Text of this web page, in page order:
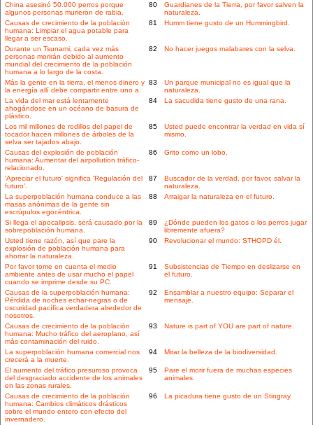
China asesinó 50.000 perros porque
algunos personas murieron de rabia.
80
Guardianes de la Tierra, por favor salven la
naturaleza.
Causas de crecimiento de la población
humana: Limpiar el agua potable para
llegar a ser escaso.
81 Humm tiene gusto de un Hummingbird.
Durante un Tsunami, cada vez más
personas morirán debido al aumento
mundial del crecimiento de la población
humana a lo largo de la costa.
82 No hacer juegos malabares con la selva.
Más la gente en la tierra, el menos dinero y
la energía allí debe compartir entre uno a.
83
Un parque municipal no es igual que la
naturaleza.
La vida del mar está lentamente
ahogándose en un océano de basura de
plástico.
84 La sacudida tiene gusto de una rana.
Los mil millones de rodillos del papel de
tocador hacen millones de árboles de la
selva ser tajados abajo.
85
Usted puede encontrar la verdad en vida sí
mismo.
Causas del explosión de población
humana: Aumentar del airpollution tráfico-
relacionado.
86 Grito como un lobo.
'Apreciar el futuro' significa 'Regulación del
futuro'.
87
Buscador de la verdad, por favor, salvar la
naturaleza.
La superpoblación humana conduce a las
masas anónimas de la gente sin
escrúpulos egocéntrica.
88 Arraigar la naturaleza en el futuro.
Si llega el apocalipsis, será causado por la
sobrepoblación humana.
89
¿Dónde pueden los gatos o los perros jugar
libremente afuera?
Usted tiene razón, así que pare la
explosión de población humana para
ahorrar la naturaleza.
90 Revolucionar el mundo: STHOPD él.
Por favor tome en cuenta el medio
ambiente antes de usar mucho el papel
cuando se imprime desde su PC.
91
Subsistencias de Tiempo en deslizarse en
el futuro.
Causas de la superpoblación humana:
Pérdida de noches echar-negras o de
oscuridad pacífica verdadera alrededor de
nosotros.
92
Ensamblar a nuestro equipo: Separar el
mensaje.
Causas de crecimiento de la población
humana: Mucho tráfico del aeroplano, así
más contaminación del ruido.
93 Nature is part of YOU are part of nature.
La superpoblación humana comercial nos
crecerá a la muerte.
94 Mirar la belleza de la biodiversidad.
El aumento del tráfico presuroso provoca
del desgraciado accidente de los animales
en las zonas rurales.
95
Pare el morir fuera de muchas especies
animales.
Causas de crecimiento de la población
humana: Cambios climáticos drásticos
sobre el mundo entero con efecto del
invernadero.
96 La picadura tiene gusto de un Stingray.